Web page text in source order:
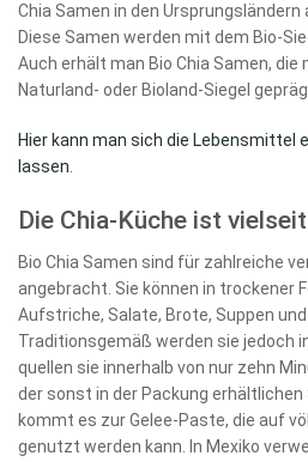
Chia Samen in den Ursprungsländern
Diese Samen werden mit dem Bio-
Auch erhält man Bio Chia Samen, die
Naturland- oder Bioland-Siegel
Hier kann man sich die Lebensmittel
lassen
Die Chia-Küche ist
Bio Chia Samen sind für zahlreiche
angebracht. Sie können in trockener
Aufstriche, Salate, Brote, Suppen
Traditionsgemäß werden sie jedoch
quellen sie innerhalb von nur zehn
der sonst in der Packung
kommt es zur Gelee-Paste, die auf
genutzt werden kann. In Mexiko